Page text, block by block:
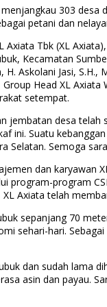
303
petani dan
Tbk (XL
Kecamatan
Askolani Jasi,
Head XL
setempat.
jembatan desa
ini. Suatu
Selatan. Semoga
dan
program-program
Axiata telah
sepanjang 70
sehari-hari.
dan sudah lama
asin dan payau.